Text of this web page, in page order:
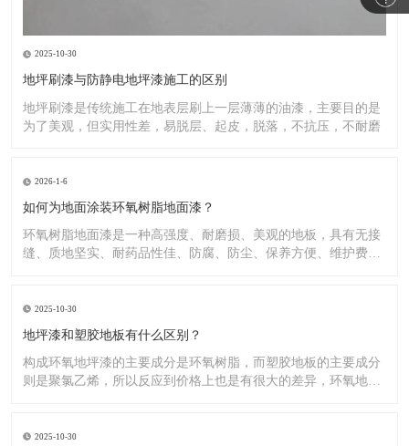
2025-10-30
地坪刷漆与防静电地坪漆施工的区别
地坪刷漆是传统施工在地表层刷上一层薄薄的油漆，主要目的是
为了美观，但实用性差，易脱层、起皮，脱落，不抗压，不耐磨
2026-1-6
如何为地面涂装环氧树脂地面漆？
环氧树脂地面漆是一种高强度、耐磨损、美观的地板，具有无接
缝、质地坚实、耐药品性佳、防腐、防尘、保养方便、维护费用
2025-10-30
地坪漆和塑胶地板有什么区别？
构成环氧地坪漆的主要成分是环氧树脂，而塑胶地板的主要成分
则是聚氯乙烯，所以反应到价格上也是有很大的差异，环氧地坪
2025-10-30